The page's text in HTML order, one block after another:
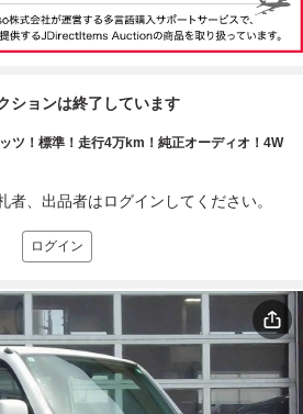
ションは終了しています
！標準！走行4万km！純正オーディオ！4W
者、出品者はログインしてください。
ログイン